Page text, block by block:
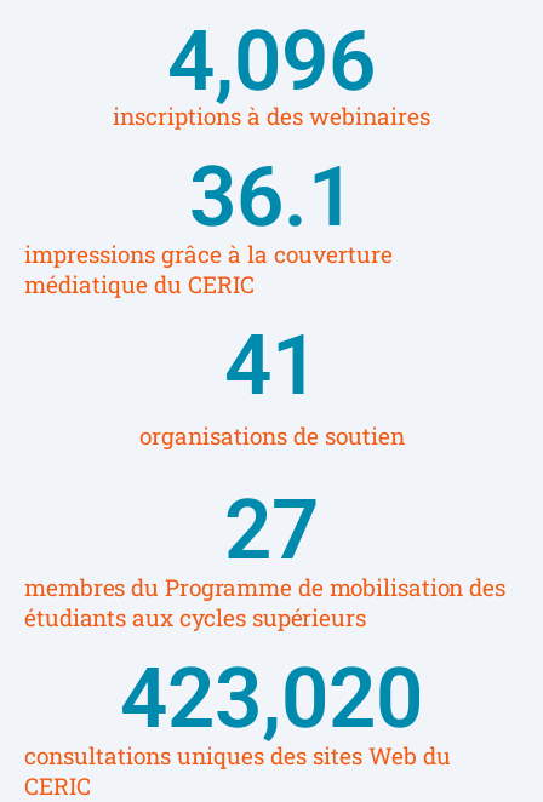
inscriptions à des webinaires
4,096
impressions grâce à la couverture
médiatique du CERIC
36.1
organisations de soutien
41
membres du Programme de mobilisation des
étudiants aux cycles supérieurs
27
consultations uniques des sites Web du
CERIC
423,020